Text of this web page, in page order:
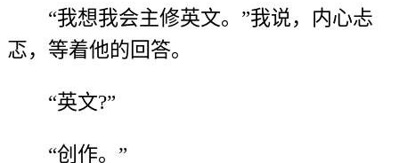
“我想我会主修英文。”我说，内心忐
忑，等着他的回答。
“英文?”
“创作。”